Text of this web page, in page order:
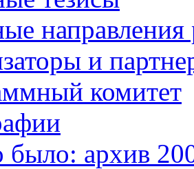
направления
и
комитет
было: архив